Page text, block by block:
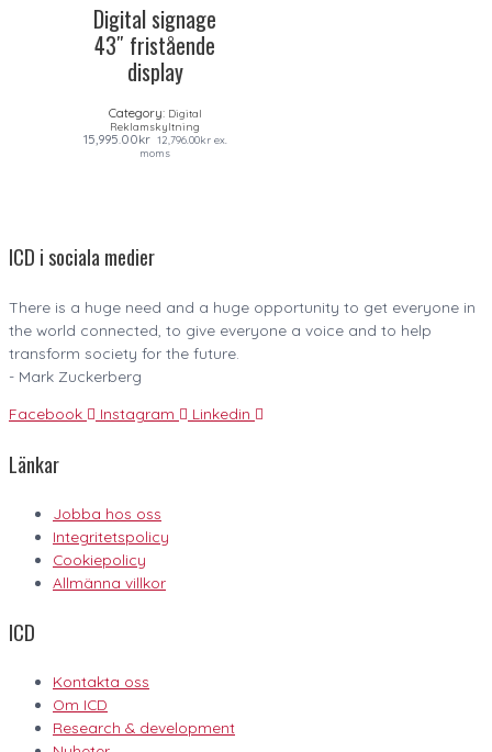
Digital signage
43″ fristående
display
Category: Digital
Reklamskyltning
15,995.00kr 12,796.00krex.
moms
ICD i sociala medier
There is a huge need and a huge opportunity to get everyone in
the world connected, to give everyone a voice and to help
transform society for the future.
- Mark Zuckerberg
Facebook Instagram Linkedin
Länkar
Jobba hos oss
Integritetspolicy
Cookiepolicy
Allmänna villkor
ICD
Kontakta oss
Om ICD
Research & development